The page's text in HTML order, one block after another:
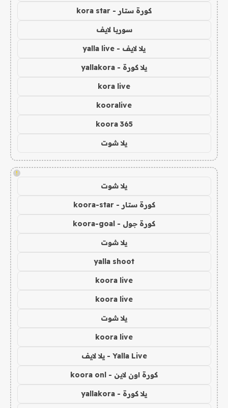
كورة ستار - kora star
سوريا لايف
يلا لايف - yalla live
يلا كورة - yallakora
kora live
kooralive
koora 365
يلا شوت
!
يلا شوت
كورة ستار - koora-star
كورة جول - koora-goal
يلا شوت
yalla shoot
koora live
koora live
يلا شوت
koora live
Yalla Live - يلا لايف
كورة اون لاين - koora onl
يلا كورة - yallakora